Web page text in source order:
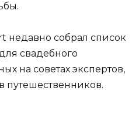
недавно собрал список
свадебного
на советах экспертов,
путешественников.